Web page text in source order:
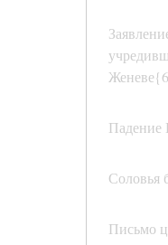
Падение
Соловья
Письмо